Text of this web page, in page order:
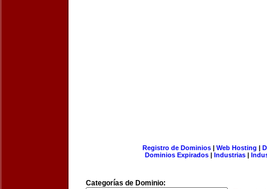
Registro de Dominios| Web Hosting |
Dominios Expirados | Industrias |
Categorías de Dominio: